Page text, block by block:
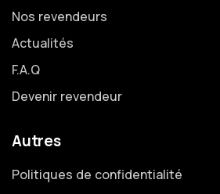
Nos revendeurs
Actualités
F.A.Q
Devenir revendeur
Autres
Politiques de confidentialité